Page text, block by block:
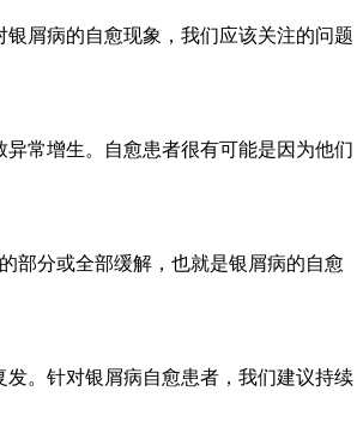
屑病的自愈现象，我们应该关注的问题
常增生。自愈患者很有可能是因为他们
部分或全部缓解，也就是银屑病的自愈
。针对银屑病自愈患者，我们建议持续